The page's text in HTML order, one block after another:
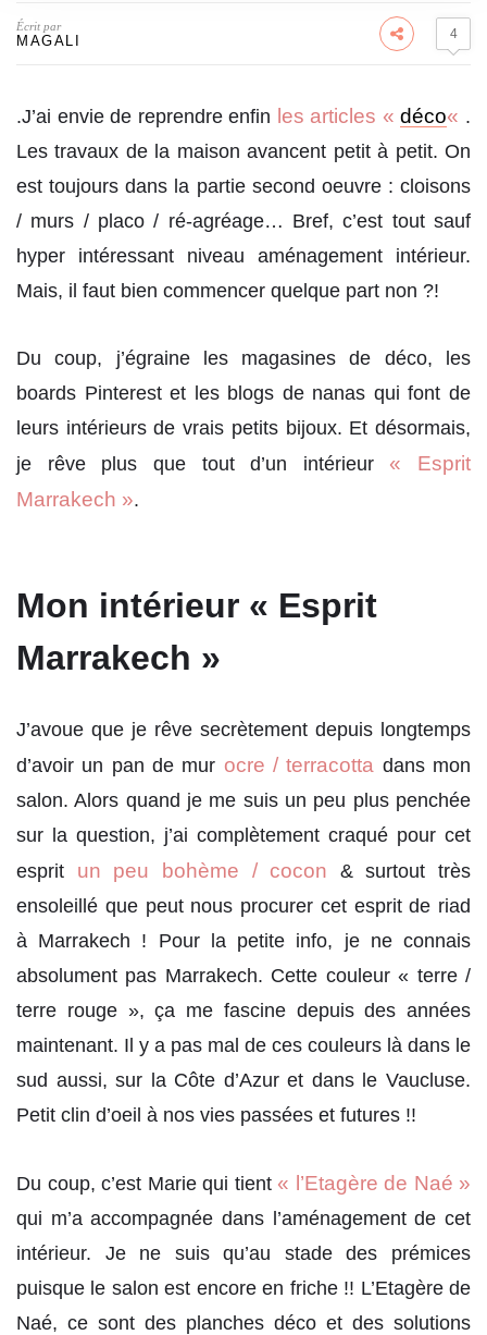
Écrit par
MAGALI 4
.J’ai envie de reprendre enfin les articles «déco« .
Les travaux de la maison avancent petit à petit. On
est toujours dans la partie second oeuvre : cloisons
/ murs / placo / ré-agréage… Bref, c’est tout sauf
hyper intéressant niveau aménagement intérieur.
Mais, il faut bien commencer quelque part non ?!
Du coup, j’égraine les magasines de déco, les
boards Pinterest et les blogs de nanas qui font de
leurs intérieurs de vrais petits bijoux. Et désormais,
je rêve plus que tout d’un intérieur « Esprit
Marrakech ».
Mon intérieur « Esprit
Marrakech »
J’avoue que je rêve secrètement depuis longtemps
d’avoir un pan de mur ocre / terracotta dans mon
salon. Alors quand je me suis un peu plus penchée
sur la question, j’ai complètement craqué pour cet
esprit un peu bohème / cocon & surtout très
ensoleillé que peut nous procurer cet esprit de riad
à Marrakech ! Pour la petite info, je ne connais
absolument pas Marrakech. Cette couleur « terre /
terre rouge », ça me fascine depuis des années
maintenant. Il y a pas mal de ces couleurs là dans le
sud aussi, sur la Côte d’Azur et dans le Vaucluse.
Petit clin d’oeil à nos vies passées et futures !!
Du coup, c’est Marie qui tient « l’Etagère de Naé »
qui m’a accompagnée dans l’aménagement de cet
intérieur. Je ne suis qu’au stade des prémices
puisque le salon est encore en friche !! L’Etagère de
Naé, ce sont des planches déco et des solutions